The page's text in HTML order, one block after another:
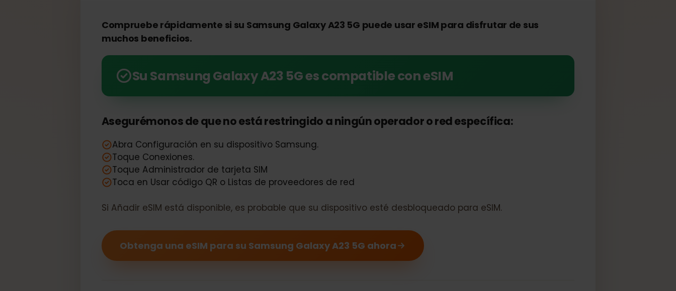
Compruebe rápidamente si su Samsung Galaxy A23 5G puede usar eSIM para disfrutar de sus
muchos beneficios.
Su Samsung Galaxy A23 5G es compatible con eSIM
Asegurémonos de que no está restringido a ningún operador o red específica:
Abra Configuración en su dispositivo Samsung.
Toque Administrador de tarjeta SIM
Si Añadir eSIM está disponible, es probable que su dispositivo esté desbloqueado para eSIM.